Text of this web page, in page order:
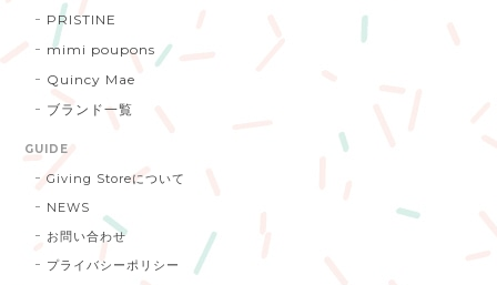
PRISTINE
mimi poupons
Quincy Mae
ブランド一覧
GUIDE
Giving Storeについて
NEWS
お問い合わせ
プライバシーポリシー